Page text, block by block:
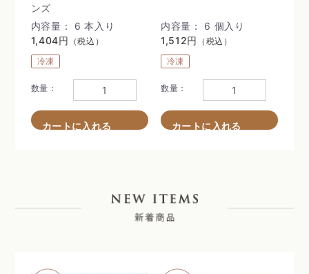
ンズ
内容量： 6 本入り
1,404円 （税込）
冷凍
数量：
内容量： 6 個入り
1,512円 （税込）
冷凍
数量：